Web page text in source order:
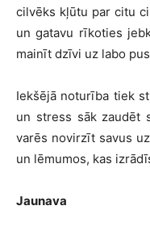
cilvēks kļūtu par citu
un gatavu rīkoties
mainīt dzīvi uz labo
Iekšējā noturība tiek
un stress sāk zaudēt
varēs novirzīt savus
un lēmumos, kas
Jaunava